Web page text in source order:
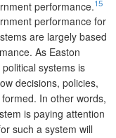
performance.15
performance for
are largely based
As Easton
systems is
decisions, policies,
In other words,
is paying attention
such a system will